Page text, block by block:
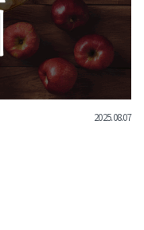
2025.08.07